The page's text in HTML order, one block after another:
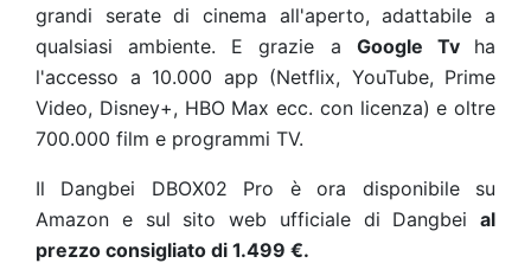
grandi serate di cinema all'aperto, adattabile a
qualsiasi ambiente. E grazie a Google Tv ha
l'accesso a 10.000 app (Netflix, YouTube, Prime
Video, Disney+, HBO Max ecc. con licenza) e oltre
700.000 film e programmi TV.
Il Dangbei DBOX02 Pro è ora disponibile su
Amazon e sul sito web ufficiale di Dangbei al
prezzo consigliato di 1.499 €.